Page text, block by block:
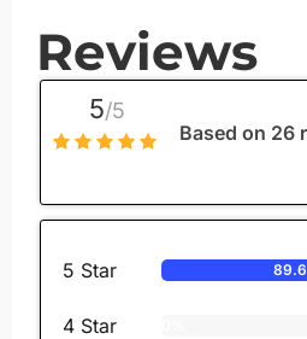
Reviews
5/5
Based on 26
5 Star
4 Star